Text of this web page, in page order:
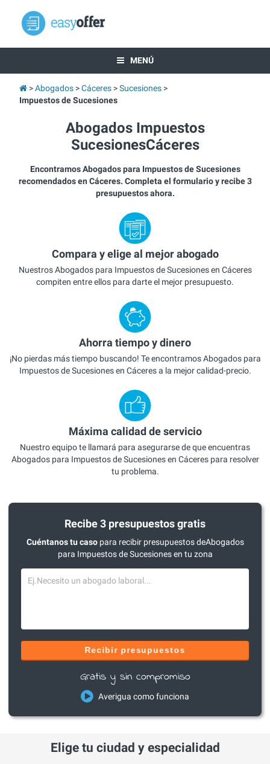
MENÚ
Abogados Cáceres
Sucesiones
Impuestos de Sucesiones
Abogados Impuestos
SucesionesCáceres
Encontramos Abogados para Impuestos de Sucesiones
recomendados en Cáceres. Completa el formulario y recibe 3
presupuestos ahora.
Compara y elige al mejor abogado
Nuestros Abogados para Impuestos de Sucesiones en Cáceres
compiten entre ellos para darte el mejor presupuesto.
Ahorra tiempo y dinero
¡No pierdas más tiempo buscando! Te encontramos Abogados para
Impuestos de Sucesiones en Cáceres a la mejor calidad-precio.
Máxima calidad de servicio
Nuestro equipo te llamará para asegurarse de que encuentras
Abogados para Impuestos de Sucesiones en Cáceres para resolver
tu problema.
Recibe 3 presupuestos gratis
Cuéntanos tu casopara recibir presupuestos deAbogados
para Impuestos de Sucesiones en tu zona
Recibir presupuestos
Gratis y sin compromiso
Averigua como funciona
Elige tu ciudad y especialidad